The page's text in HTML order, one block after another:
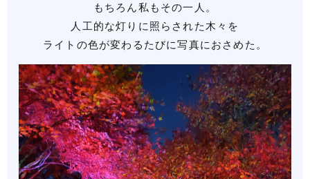
もちろん私もその一人。
人工的な灯りに照らされた木々を
ライトの色が変わるたびに写真におさめた。